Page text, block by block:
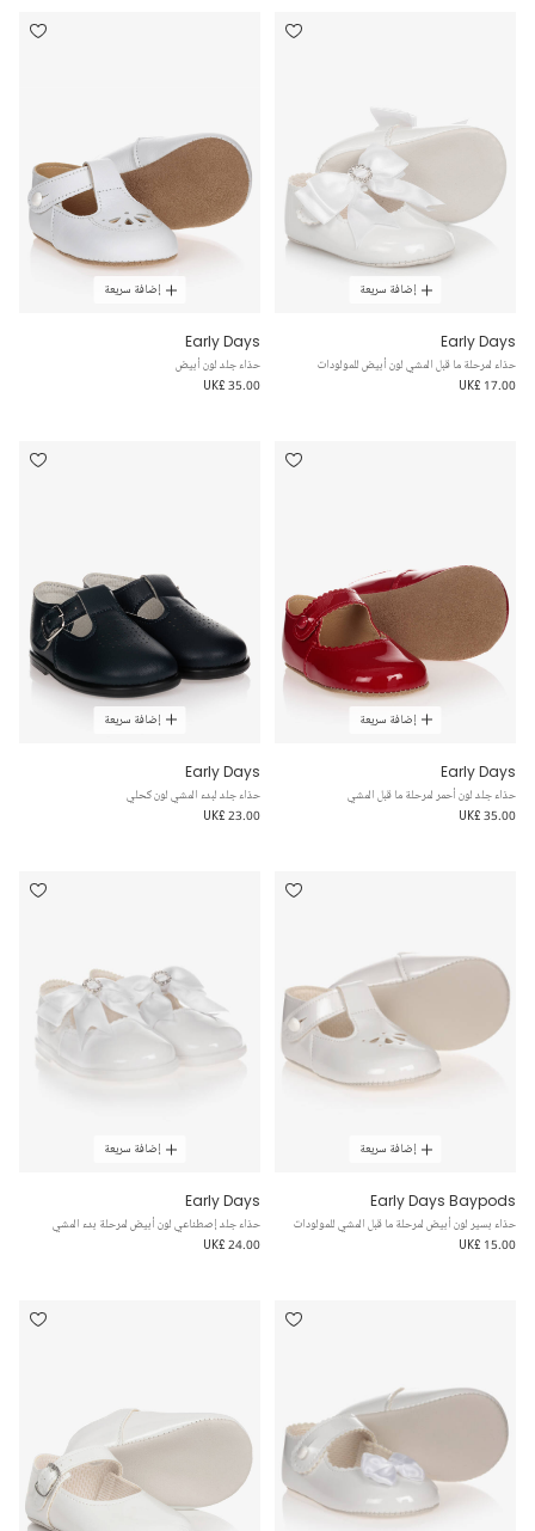
إضافة سريعة
Early Days
حذاء لمرحلة ما قبل المشي لون أبيض للمولودات
UK£ 17.00
إضافة سريعة
Early Days
حذاء جلد لون أبيض
UK£ 35.00
إضافة سريعة
Early Days
حذاء جلد لون أحمر لمرحلة ما قبل المشي
UK£ 35.00
إضافة سريعة
Early Days
حذاء جلد لبدء المشي لون كحلي
UK£ 23.00
إضافة سريعة
Early Days Baypods
حذاء بسير لون أبيض لمرحلة ما قبل المشي للمولودات
UK£ 15.00
إضافة سريعة
Early Days
حذاء جلد إصطناعي لون أبيض لمرحلة بدء المشي
UK£ 24.00